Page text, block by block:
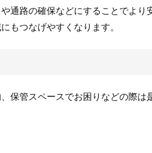
通路の確保などにすることでより
もつなげやすくなります。
保管スペースでお困りなどの際は